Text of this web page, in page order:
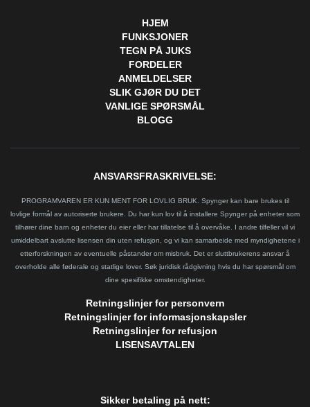
HJEM
FUNKSJONER
TEGN PÅ JUKS
FORDELER
ANMELDELSER
SLIK GJØR DU DET
VANLIGE SPØRSMÅL
BLOGG
ANSVARSFRASKRIVELSE:
PROGRAMVAREN ER KUN MENT FOR LOVLIG BRUK. Spynger kan bare brukes til
lovlige formål av autoriserte brukere. Du har kun lov til å installere Spynger på enheter som
tilhører dine barn og enheter du eier eller har tillatelse til å overvåke. I andre tilfeller vil vi
umiddelbart avslutte lisensen din uten refusjon, og vi kan samarbeide med myndighetene i
etterforskningen av eventuelle påstander om misbruk. Det er sluttbrukerens ansvar å
overholde alle føderale og statlige lover. Søk juridisk rådgivning hvis du har spørsmål om
dine spesifikke omstendigheter.
Retningslinjer for personvern
Retningslinjer for informasjonskapsler
Retningslinjer for refusjon
LISENSAVTALEN
Sikker betaling på nett: